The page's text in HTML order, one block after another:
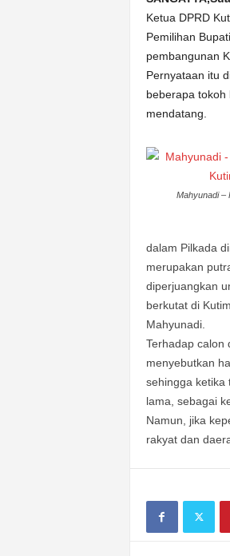
Ketua DPRD
Pemilihan
pembangunan
Pernyataan itu
beberapa tokoh
mendatang.
Mahyunadi –
dalam Pilkada
merupakan
diperjuangkan
berkutat di
Mahyunadi.
Terhadap calon
menyebutkan
sehingga ketika
lama, sebagai
Namun, jika
rakyat dan